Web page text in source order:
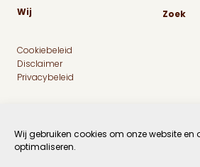
Wij gebruiken cookies om onze website en
optimaliseren.
Wij Zoek
Cookiebeleid
Disclaimer
Privacybeleid